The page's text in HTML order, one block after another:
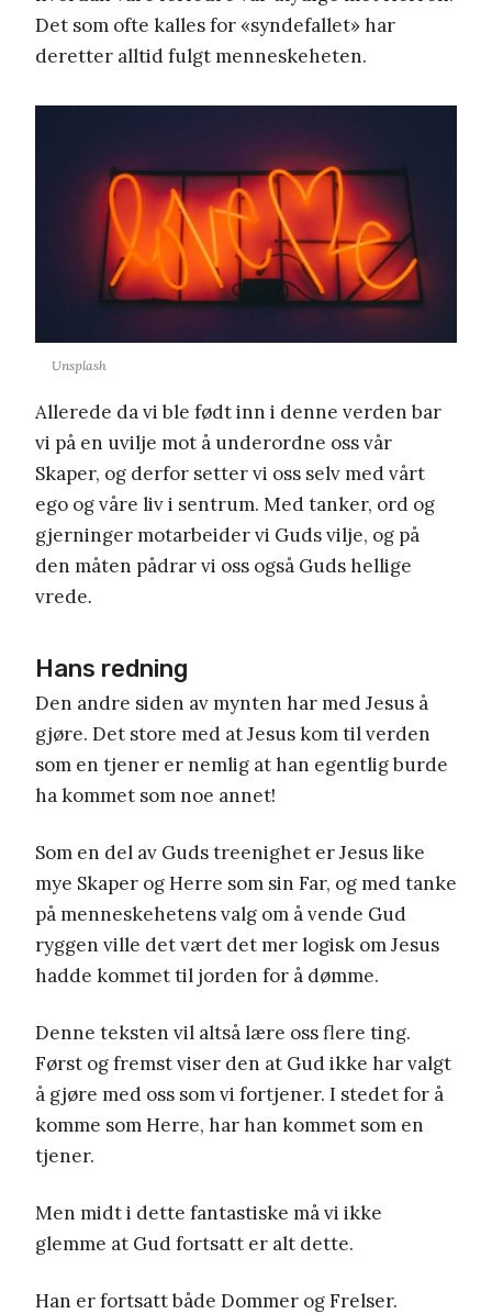
Det som ofte kalles for «syndefallet» har
deretter alltid fulgt menneskeheten.
Unsplash
Allerede da vi ble født inn i denne verden bar
vi på en uvilje mot å underordne oss vår
Skaper, og derfor setter vi oss selv med vårt
ego og våre liv i sentrum. Med tanker, ord og
gjerninger motarbeider vi Guds vilje, og på
den måten pådrar vi oss også Guds hellige
vrede.
Hans redning
Den andre siden av mynten har med Jesus å
gjøre. Det store med at Jesus kom til verden
som en tjener er nemlig at han egentlig burde
ha kommet som noe annet!
Som en del av Guds treenighet er Jesus like
mye Skaper og Herre som sin Far, og med tanke
på menneskehetens valg om å vende Gud
ryggen ville det vært det mer logisk om Jesus
hadde kommet til jorden for å dømme.
Denne teksten vil altså lære oss flere ting.
Først og fremst viser den at Gud ikke har valgt
å gjøre med oss som vi fortjener. I stedet for å
komme som Herre, har han kommet som en
tjener.
Men midt i dette fantastiske må vi ikke
glemme at Gud fortsatt er alt dette.
Han er fortsatt både Dommer og Frelser.